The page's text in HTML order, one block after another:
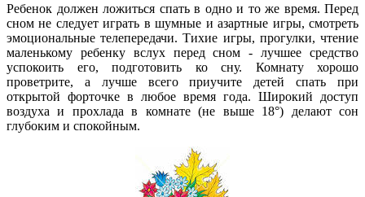
Ребенок должен ложиться спать в одно и то же время. Перед
сном не следует играть в шумные и азартные игры, смотреть
эмоциональные телепередачи. Тихие игры, прогулки, чтение
маленькому ребенку вслух перед сном - лучшее средство
успокоить его, подготовить ко сну. Комнату хорошо
проветрите, а лучше всего приучите детей спать при
открытой форточке в любое время года. Широкий доступ
воздуха и прохлада в комнате (не выше 18°) делают сон
глубоким и спокойным.